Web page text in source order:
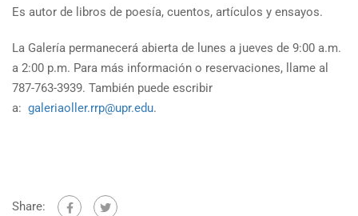
Es autor de libros de poesía, cuentos, artículos y ensayos.
La Galería permanecerá abierta de lunes a jueves de 9:00 a.m.
a 2:00 p.m. Para más información o reservaciones, llame al
787-763-3939. También puede escribir
a: galeriaoller.rrp@upr.edu.
Share: